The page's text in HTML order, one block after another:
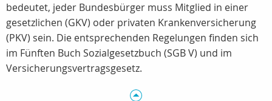
bedeutet, jeder Bundesbürger muss Mitglied in einer
gesetzlichen (GKV) oder privaten Krankenversicherung
(PKV) sein. Die entsprechenden Regelungen finden sich
im Fünften Buch Sozialgesetzbuch (SGB V) und im
Versicherungsvertragsgesetz.